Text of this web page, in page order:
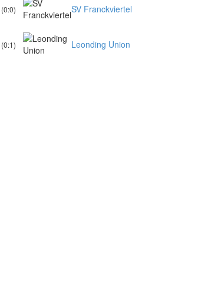
(0:0) SV Franckviertel
(0:1) Leonding Union